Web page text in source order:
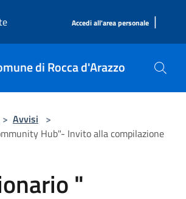
Accedi all'area personale |
di Rocca d'Arazzo
> Avvisi >
Hub"- Invito alla compilazione
"